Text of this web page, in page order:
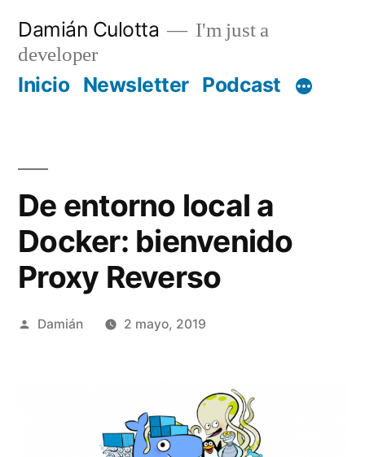
contenido
Damián Culotta
I'm just a
developer
Inicio Newsletter Podcast
De entorno local a
Docker: bienvenido
Proxy Reverso
Publicado
Damián 2 mayo, 2019